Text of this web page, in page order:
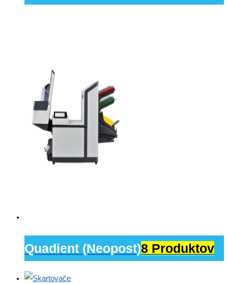
Quadient (Neopost)8 Produktov